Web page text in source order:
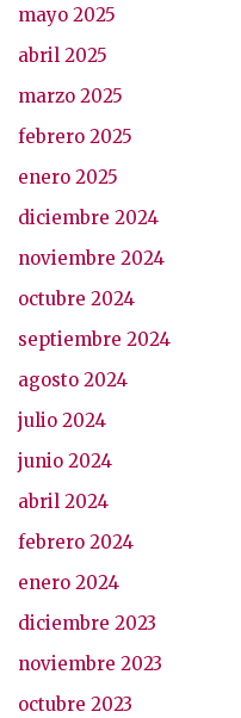
mayo 2025
abril 2025
marzo 2025
febrero 2025
enero 2025
diciembre 2024
noviembre 2024
octubre 2024
septiembre 2024
agosto 2024
julio 2024
junio 2024
abril 2024
febrero 2024
enero 2024
diciembre 2023
noviembre 2023
octubre 2023